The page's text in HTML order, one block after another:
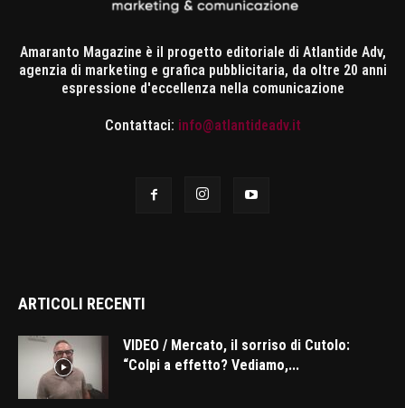
Amaranto Magazine è il progetto editoriale di Atlantide Adv,
agenzia di marketing e grafica pubblicitaria, da oltre 20 anni
espressione d'eccellenza nella comunicazione
Contattaci: info@atlantideadv.it
ARTICOLI RECENTI
VIDEO / Mercato, il sorriso di Cutolo:
“Colpi a effetto? Vediamo,...